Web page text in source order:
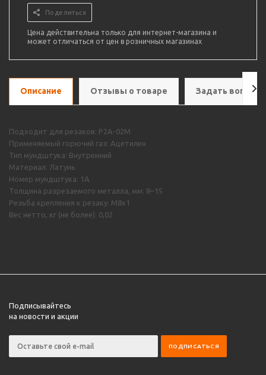
Поделиться
Цена действительна только для интернет-магазина и
может отличаться от цен в розничных магазинах
Описание Отзывы о товаре Задать вопрос
Подходит для резаков: Р2А-02М
Применяемый горючий газ: Ацетилен
Тип мундштука: Внутренний
Материал: Латунь
Номер мундштука: 1А
Толщина разрезаемого металла, мм: 8–15
Резьба крепления к резаку: М8х1
Вес нетто, кг (не более): 0,02
Подписывайтесь
на новости и акции